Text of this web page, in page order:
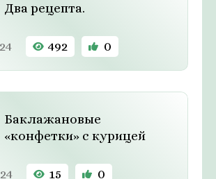
Два рецепта.
492 0
Баклажановые
«конфетки» с курицей
15 0